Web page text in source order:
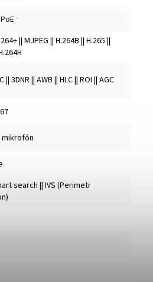
|| MJPEG || H.264B || H.265 ||
|| 3DNR || AWB || HLC || ROI || AGC
mikrofón
search || IVS (Perimetr